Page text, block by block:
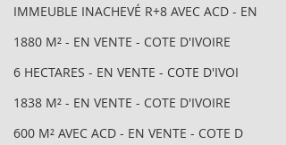
IMMEUBLE INACHEVÉ R+8 AVEC ACD - EN
1880 M² - EN VENTE - COTE D'IVOIRE
6 HECTARES - EN VENTE - COTE D'IVOI
1838 M² - EN VENTE - COTE D'IVOIRE
600 M² AVEC ACD - EN VENTE - COTE D